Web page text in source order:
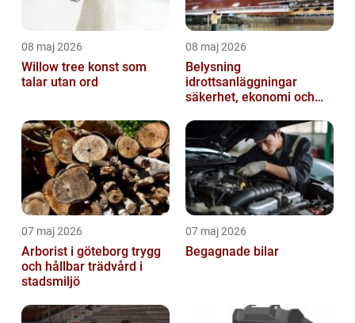
08 maj 2026
Willow tree konst som
talar utan ord
08 maj 2026
Belysning
idrottsanläggningar
säkerhet, ekonomi och
07 maj 2026
Arborist i göteborg trygg
och hållbar trädvård i
stadsmiljö
07 maj 2026
Begagnade bilar